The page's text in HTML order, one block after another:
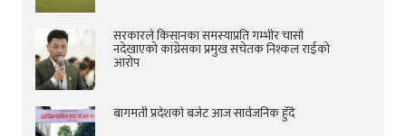
सरकारले किसानका समस्याप्रति गम्भीर चासो
नदेखाएको कांग्रेसका प्रमुख सचेतक निश्कल राईको
आरोप
बागमती प्रदेशको बजेट आज सार्वजनिक हुँदै